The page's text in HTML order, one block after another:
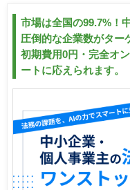
市場は全国の99.7%！
圧倒的な企業数がター
初期費用0円・完全オ
ートに応えられます。